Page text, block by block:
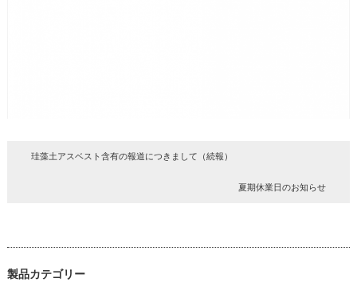
珪藻土アスベスト含有の報道につきまして（続報）
夏期休業日のお知らせ
製品カテゴリー